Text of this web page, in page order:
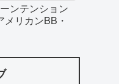
ンテンション
リカンBB・